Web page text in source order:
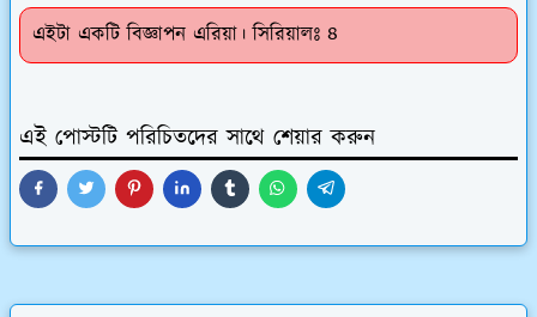
এইটা একটি বিজ্ঞাপন এরিয়া। সিরিয়ালঃ ৪
এই পোস্টটি পরিচিতদের সাথে শেয়ার করুন